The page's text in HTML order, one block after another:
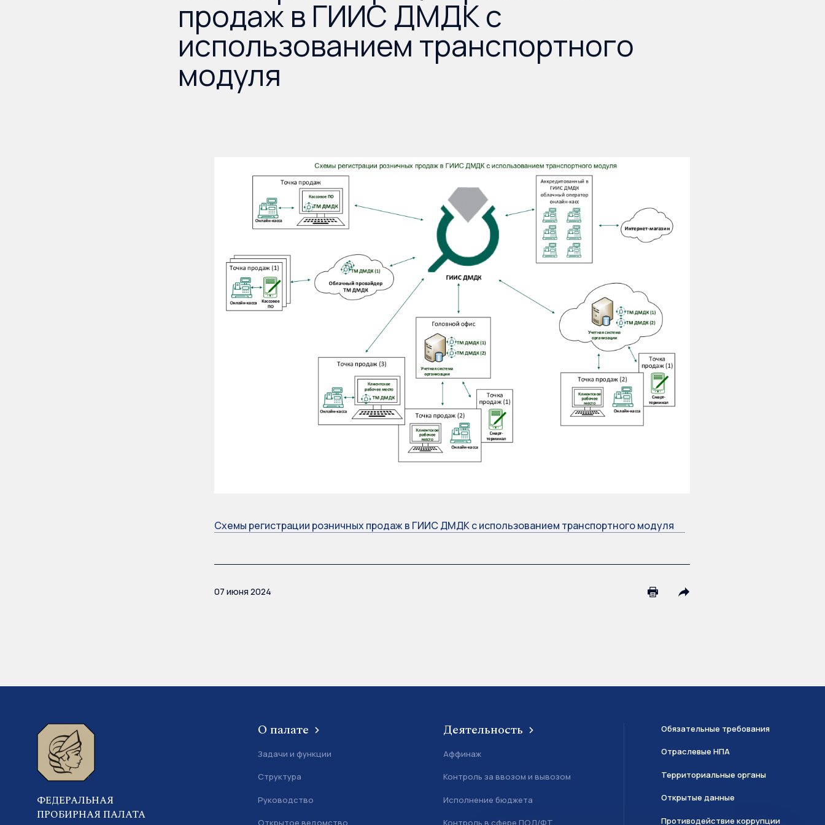
продаж в ГИИС ДМДК с
использованием транспортного
модуля
Схемы регистрации розничных продаж в ГИИС ДМДК с использованием транспортного модуля
07 июня 2024
ФЕДЕРАЛЬНАЯ
ПРОБИРНАЯ ПАЛАТА
О палате
Задачи и функции
Структура
Руководство
Деятельность
Аффинаж
Контроль за ввозом и вывозом
Исполнение бюджета
Обязательные требования
Отраслевые НПА
Территориальные органы
Открытые данные
Противодействие коррупции